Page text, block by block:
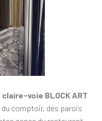
voie BLOCK ART
comptoir, des parois